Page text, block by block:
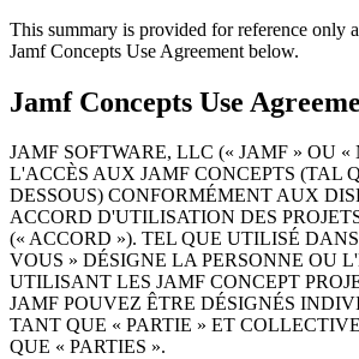
This summary is provided for reference only
Jamf Concepts Use Agreement below.
Jamf Concepts Use
JAMF SOFTWARE, LLC (« JAMF » OU «
L'ACCÈS AUX JAMF CONCEPTS (TAL
DESSOUS) CONFORMÉMENT AUX
ACCORD D'UTILISATION DES
(« ACCORD »). TEL QUE UTILISÉ
VOUS » DÉSIGNE LA PERSONNE OU
UTILISANT LES JAMF CONCEPT
JAMF POUVEZ ÊTRE DÉSIGNÉS
TANT QUE « PARTIE » ET
QUE « PARTIES ».